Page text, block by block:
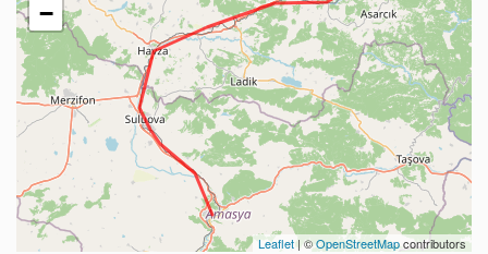
−
Leaflet | ©OpenStreetMapcontributors